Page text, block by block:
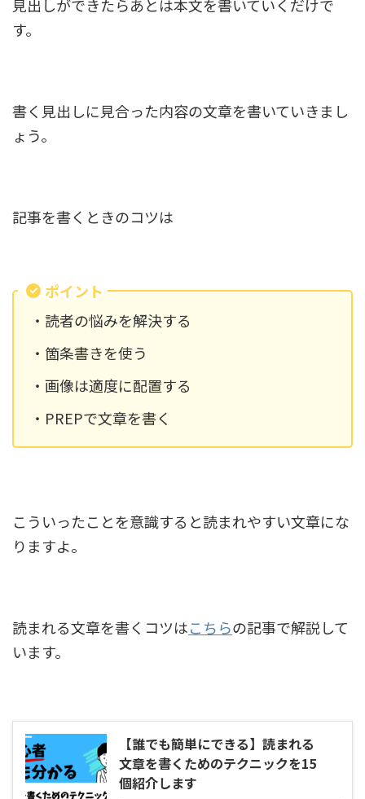
見出しができたらあとは本文を書いていくだけで
す。
書く見出しに見合った内容の文章を書いていきまし
ょう。
記事を書くときのコツは
ポイント
・読者の悩みを解決する
・箇条書きを使う
・画像は適度に配置する
・PREPで文章を書く
こういったことを意識すると読まれやすい文章にな
りますよ。
読まれる文章を書くコツはこちらの記事で解説して
います。
【誰でも簡単にできる】読まれる
文章を書くためのテクニックを15
個紹介します